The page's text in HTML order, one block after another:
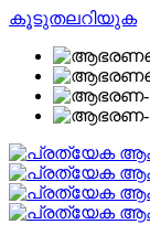
കൂടുതലറിയുക